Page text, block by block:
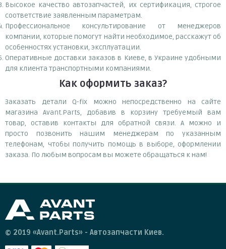
Высокое качество автозапчастей, их сертификация, строгое
соответствие заявленным параметрам.
Профессиональное консультирование от менеджеров
компании, которые помогут найти необходимое, расскажут об
особенностях установки, эксплуатации.
Оперативные доставки заказов в Киеве, в Украине удобными
для клиента транспортными компаниями.
Как оформить заказ?
Заказать детали Q-fix можно непосредственно на сайте
магазина Avant.Parts, добавив в корзину требуемый вам
товар, оставив контакты для обратной связи. А можно и
просто позвонить нашим менеджерам по указанным
телефонам, чтобы получить помощь в выборе, оформлении
заказа. По любым вопросам вы можете обращаться к нам!
© 2019 «Avant.Parts» - Автозапчасти Киев.